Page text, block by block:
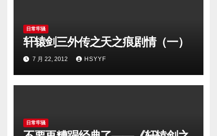
日常牢骚
轩辕剑三外传之天之痕剧情（一）
7 月 22, 2012 HSYYF
日常牢骚